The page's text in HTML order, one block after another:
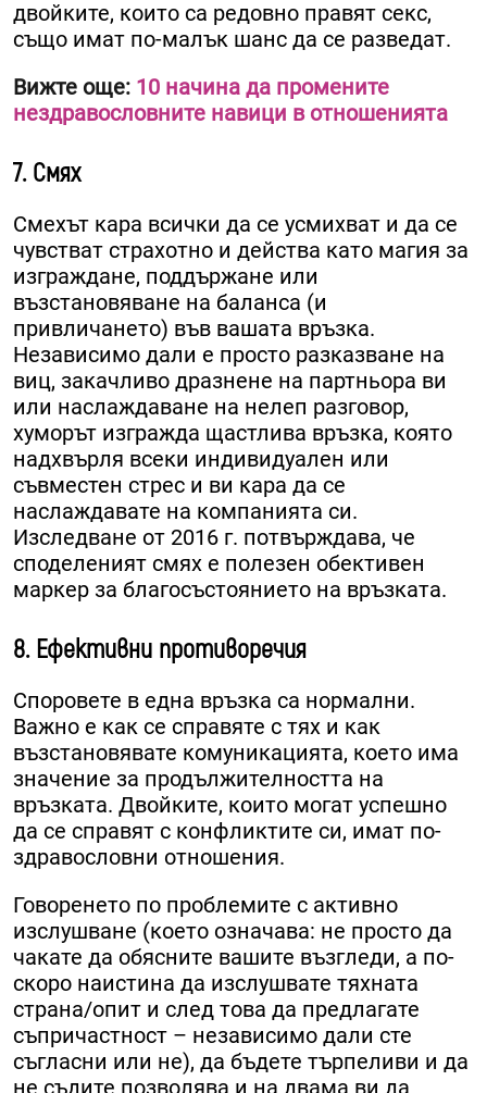
двойките, които са редовно правят секс,
също имат по-малък шанс да се разведат.
Вижте още: 10 начина да промените
нездравословните навици в отношенията
7. Смях
Смехът кара всички да се усмихват и да се
чувстват страхотно и действа като магия за
изграждане, поддържане или
възстановяване на баланса (и
привличането) във вашата връзка.
Независимо дали е просто разказване на
виц, закачливо дразнене на партньора ви
или наслаждаване на нелеп разговор,
хуморът изгражда щастлива връзка, която
надхвърля всеки индивидуален или
съвместен стрес и ви кара да се
наслаждавате на компанията си.
Изследване от 2016 г. потвърждава, че
споделеният смях е полезен обективен
маркер за благосъстоянието на връзката.
8. Ефективни противоречия
Споровете в една връзка са нормални.
Важно е как се справяте с тях и как
възстановявате комуникацията, което има
значение за продължителността на
връзката. Двойките, които могат успешно
да се справят с конфликтите си, имат по-
здравословни отношения.
Говоренето по проблемите с активно
изслушване (което означава: не просто да
чакате да обясните вашите възгледи, а по-
скоро наистина да изслушвате тяхната
страна/опит и след това да предлагате
съпричастност – независимо дали сте
съгласни или не), да бъдете търпеливи и да